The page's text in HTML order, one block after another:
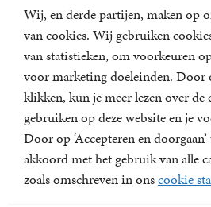
Wij, en derde partijen, maken op
van cookies. Wij gebruiken
van statistieken, om voorkeuren
voor marketing doeleinden. Door
klikken, kun je meer lezen over de
gebruiken op deze website en je
Door op ‘Accepteren en
akkoord met het gebruik van alle
zoals omschreven in onscookie
Een onbekend
Na